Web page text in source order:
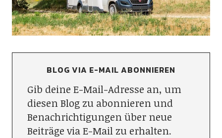
BLOG VIA E-MAIL ABONNIEREN
Gib deine E-Mail-Adresse an, um
diesen Blog zu abonnieren und
Benachrichtigungen über neue
Beiträge via E-Mail zu erhalten.